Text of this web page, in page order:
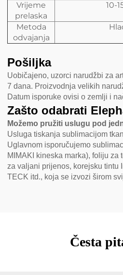
Vrijeme
prelaska
10-
Metoda
odvajanja
Pošiljka
Uobičajeno, uzorci narudžbi za
7 dana. Proizvodnja velikih
Datum isporuke ovisi o zemlji i
Zašto odabrati
Možemo pružiti uslugu pod
Usluga tiskanja sublimacijom
Uglavnom isporučujemo
MIMAKI kineska marka), foliju za
za valjani prijenos, korejsku tintu
TECK itd., koja se izvozi širom
Česta